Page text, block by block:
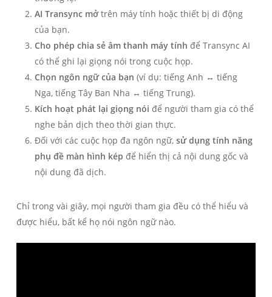
AI Transync mởtrên máy tính hoặc thiết bị di động
của bạn.
Cho phép chia sẻ âm thanh máy tính để Transync AI
có thể ghi lại giọng nói trong cuộc họp.
Chọn ngôn ngữ của bạn (ví dụ: tiếng Anh ↔ tiếng
Nga, tiếng Tây Ban Nha ↔ tiếng Trung).
Kích hoạt phát lại giọng nói để người tham gia có thể
nghe bản dịch theo thời gian thực.
Đối với các cuộc họp đa ngôn ngữ, sử dụng tính năng
phụ đề màn hình kép để hiển thị cả nội dung gốc và
nội dung đã dịch.
Chỉ trong vài giây, mọi người tham gia đều có thể hiểu và
được hiểu, bất kể họ nói ngôn ngữ nào.